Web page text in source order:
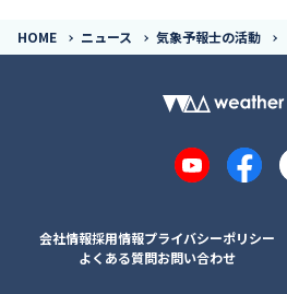
HOME ニュース 気象予報士の活動
YouTube
会社情報採用情報プライバシーポリシー
よくある質問お問い合わせ